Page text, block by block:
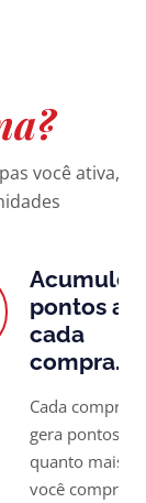
você ativa,
Acumule
pontos a
cada
compra.
Cada compra
gera pontos —
quanto mais
você compra,